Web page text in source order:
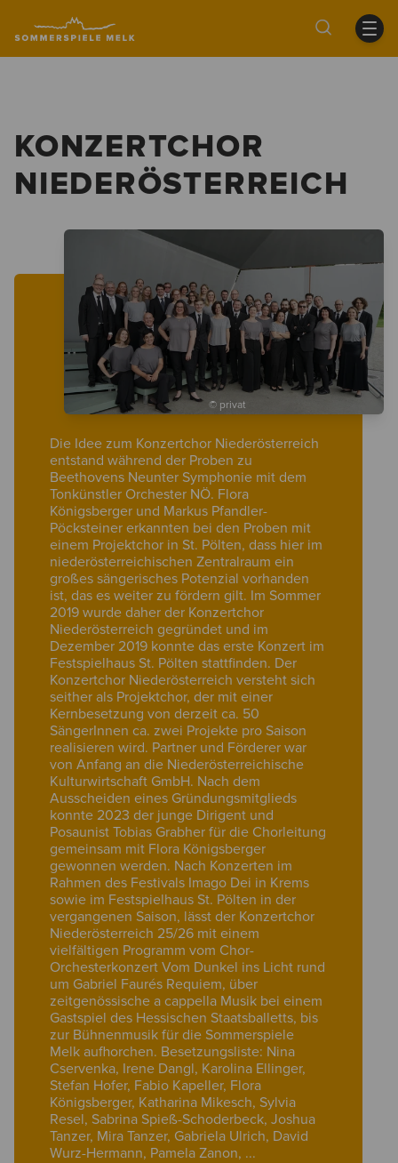
KONZERTCHOR
NIEDERÖSTERREICH
© privat
Die Idee zum Konzertchor Niederösterreich
entstand während der Proben zu
Beethovens Neunter Symphonie mit dem
Tonkünstler Orchester NÖ. Flora
Königsberger und Markus Pfandler-
Pöcksteiner erkannten bei den Proben mit
einem Projektchor in St. Pölten, dass hier im
niederösterreichischen Zentralraum ein
großes sängerisches Potenzial vorhanden
ist, das es weiter zu fördern gilt. Im Sommer
2019 wurde daher der Konzertchor
Niederösterreich gegründet und im
Dezember 2019 konnte das erste Konzert im
Festspielhaus St. Pölten stattfinden. Der
Konzertchor Niederösterreich versteht sich
seither als Projektchor, der mit einer
Kernbesetzung von derzeit ca. 50
SängerInnen ca. zwei Projekte pro Saison
realisieren wird. Partner und Förderer war
von Anfang an die Niederösterreichische
Kulturwirtschaft GmbH. Nach dem
Ausscheiden eines Gründungsmitglieds
konnte 2023 der junge Dirigent und
Posaunist Tobias Grabher für die Chorleitung
gemeinsam mit Flora Königsberger
gewonnen werden. Nach Konzerten im
Rahmen des Festivals Imago Dei in Krems
sowie im Festspielhaus St. Pölten in der
vergangenen Saison, lässt der Konzertchor
Niederösterreich 25/26 mit einem
vielfältigen Programm vom Chor-
Orchesterkonzert Vom Dunkel ins Licht rund
um Gabriel Faurés Requiem, über
zeitgenössische a cappella Musik bei einem
Gastspiel des Hessischen Staatsballetts, bis
zur Bühnenmusik für die Sommerspiele
Melk aufhorchen. Besetzungsliste: Nina
Cservenka, Irene Dangl, Karolina Ellinger,
Stefan Hofer, Fabio Kapeller, Flora
Königsberger, Katharina Mikesch, Sylvia
Resel, Sabrina Spieß-Schoderbeck, Joshua
Tanzer, Mira Tanzer, Gabriela Ulrich, David
Wurz-Hermann, Pamela Zanon, ...